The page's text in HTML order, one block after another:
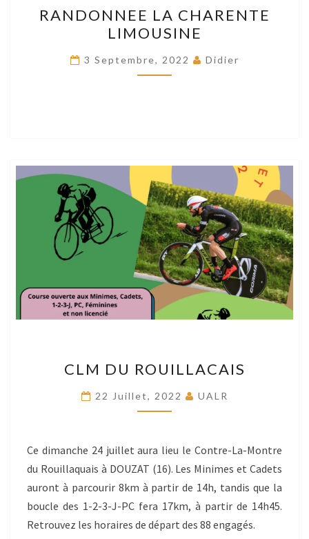
LA
CHARENTE
LIMOUSINE
RANDONNEE LA CHARENTE
LIMOUSINE
3 Septembre, 2022 Didier
DU
ROUILLACAIS
CLM DU ROUILLACAIS
22 Juillet, 2022 UALR
Ce dimanche 24 juillet aura lieu le Contre-La-Montre
du Rouillaquais à DOUZAT (16). Les Minimes et Cadets
auront à parcourir 8km à partir de 14h, tandis que la
boucle des 1-2-3-J-PC fera 17km, à partir de 14h45.
Retrouvez les horaires de départ des 88 engagés.